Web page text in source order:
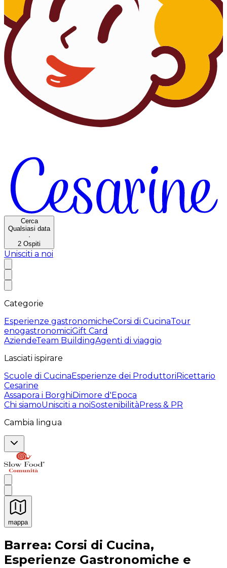
Cerca
Qualsiasi data
·
2 Ospiti
Unisciti a noi
Categorie
Esperienze gastronomicheCorsi di CucinaTour
enogastronomiciGift Card
AziendeTeam BuildingAgenti di viaggio
Lasciati ispirare
Scuole di CucinaEsperienze dei ProduttoriRicettario
Cesarine
Assapora i BorghiDimore d'Epoca
Chi siamoUnisciti a noiSostenibilitàPress & PR
Cambia lingua
mappa
Esperienze culinarie indimenticabili: Esperienze
Barrea: Corsi di Cucina,
Esperienze Gastronomiche e